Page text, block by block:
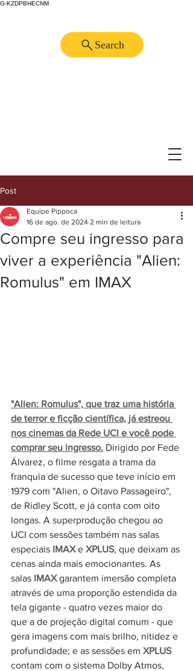
G-KZDPBHECNM
Search
Post
Compre seu ingresso para
viver a experiência "Alien:
Romulus" em IMAX
Equipe Pippoca
16 de ago. de 2024 2 min de leitura
"Alien: Romulus", que traz uma história
de terror e ficção científica, já estreou
nos cinemas da Rede UCI e você pode
comprar seu ingresso. Dirigido por Fede
Álvarez, o filme resgata a trama da
franquia de sucesso que teve início em
1979 com "Alien, o Oitavo Passageiro",
de Ridley Scott, e já conta com oito
longas. A superprodução chegou ao
UCI com sessões também nas salas
especiais IMAX e XPLUS, que deixam as
cenas ainda mais emocionantes. As
salas IMAX garantem imersão completa
através de uma proporção estendida da
tela gigante - quatro vezes maior do
que a de projeção digital comum - que
gera imagens com mais brilho, nitidez e
profundidade; e as sessões em XPLUS
contam com o sistema Dolby Atmos,